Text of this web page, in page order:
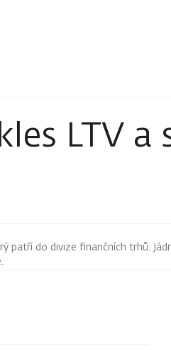
LTV
patří do divize finančních trhů.